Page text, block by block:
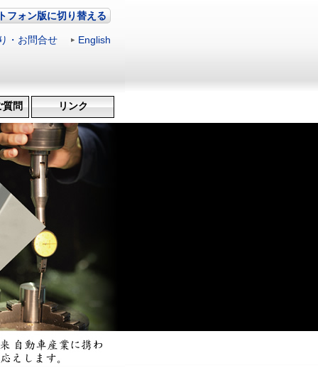
フォン版に切り替える
・お問合せ English
問 リンク